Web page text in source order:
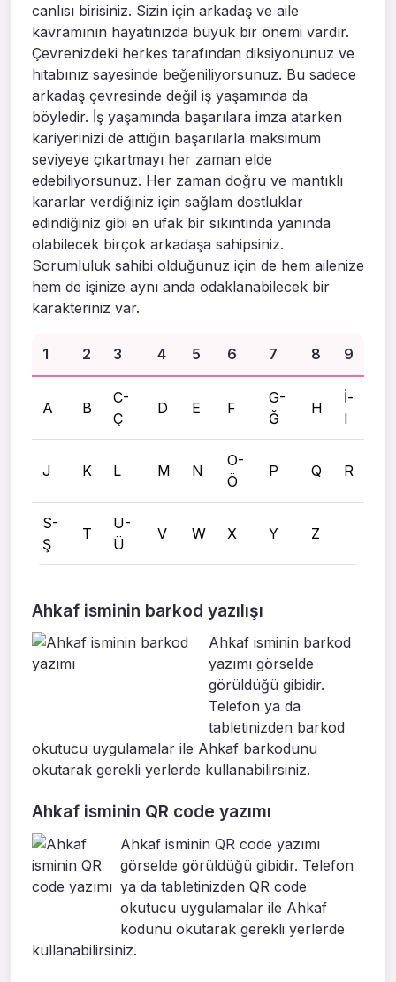
canlısı birisiniz. Sizin için arkadaş ve aile
kavramının hayatınızda büyük bir önemi vardır.
Çevrenizdeki herkes tarafından diksiyonunuz ve
hitabınız sayesinde beğeniliyorsunuz. Bu sadece
arkadaş çevresinde değil iş yaşamında da
böyledir. İş yaşamında başarılara imza atarken
kariyerinizi de attığın başarılarla maksimum
seviyeye çıkartmayı her zaman elde
edebiliyorsunuz. Her zaman doğru ve mantıklı
kararlar verdiğiniz için sağlam dostluklar
edindiğiniz gibi en ufak bir sıkıntında yanında
olabilecek birçok arkadaşa sahipsiniz.
Sorumluluk sahibi olduğunuz için de hem ailenize
hem de işinize aynı anda odaklanabilecek bir
karakteriniz var.
1 2 3 4 5 6 7 8 9
A B
C-
Ç
D E F
G-
Ğ
H
İ-
I
J K L M N
O-
Ö
P Q R
S-
Ş
T
U-
Ü
V W X Y Z
Ahkaf isminin barkod yazılışı
Ahkaf isminin barkod
yazımı görselde
görüldüğü gibidir.
Telefon ya da
tabletinizden barkod
okutucu uygulamalar ile Ahkaf barkodunu
okutarak gerekli yerlerde kullanabilirsiniz.
Ahkaf isminin QR code yazımı
Ahkaf isminin QR code yazımı
görselde görüldüğü gibidir. Telefon
ya da tabletinizden QR code
okutucu uygulamalar ile Ahkaf
kodunu okutarak gerekli yerlerde
kullanabilirsiniz.